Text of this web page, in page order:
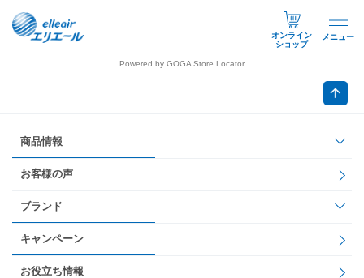
オンライン
ショップ
メニュー
Powered by GOGA Store Locator
商品情報
お客様の声
ブランド
キャンペーン
お役立ち情報